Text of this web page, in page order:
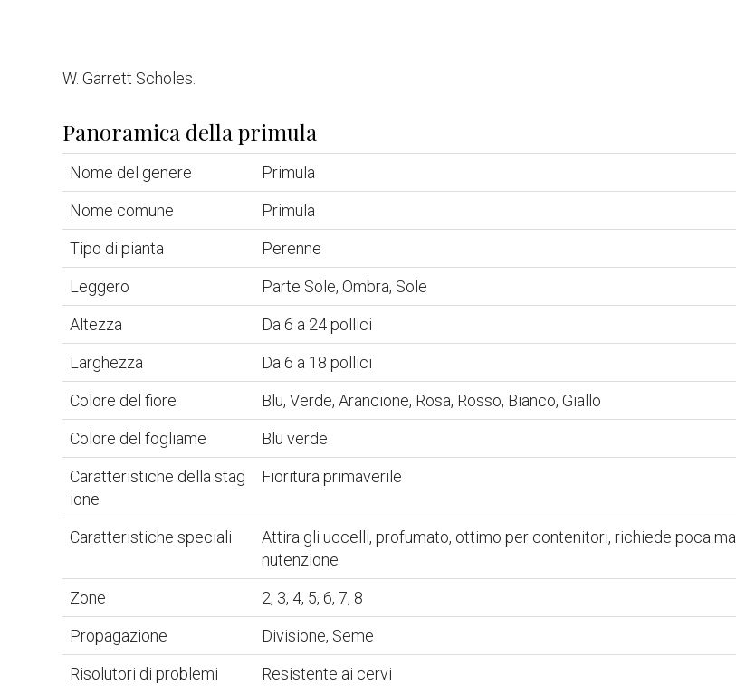
W. Garrett Scholes.
Panoramica della primula
Nome del genere
Primula
Nome comune
Primula
Tipo di pianta
Perenne
Leggero
Parte Sole, Ombra, Sole
Altezza
Da 6 a 24 pollici
Larghezza
Da 6 a 18 pollici
Colore del fiore
Blu, Verde, Arancione, Rosa, Rosso, Bianco, Giallo
Colore del fogliame
Blu verde
Caratteristiche della stag
ione
Fioritura primaverile
Caratteristiche speciali
Attira gli uccelli, profumato, ottimo per contenitori, richiede poca ma
nutenzione
Zone
2, 3, 4, 5, 6, 7, 8
Propagazione
Divisione, Seme
Risolutori di problemi
Resistente ai cervi